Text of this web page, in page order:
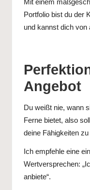
Mit einem
Portfolio bist du der
und kannst dich von
Angebot
Du weißt nie, wann
Ferne bietet, also
deine Fähigkeiten
Ich empfehle eine
Wertversprechen:
anbiete“.